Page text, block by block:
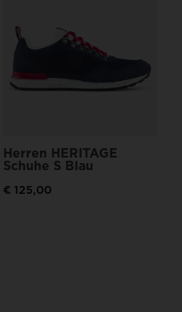
Herren HERITAGE
Schuhe S Blau
€ 125,00